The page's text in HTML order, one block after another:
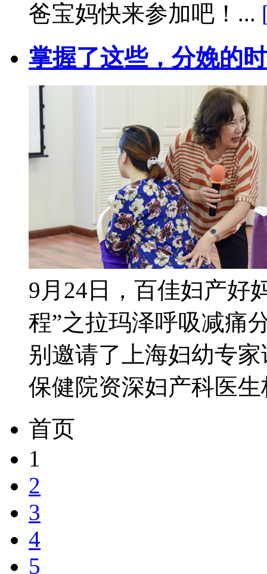
爸宝妈快来参加吧！...
掌握了这些，分娩的
9月24日，百佳妇产好
程”之拉玛泽呼吸减痛
别邀请了上海妇幼专
保健院资深妇产科医
首页
1
2
3
4
5